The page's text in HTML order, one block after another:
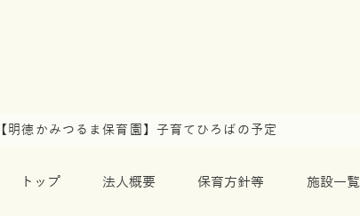
【明徳かみつるま保育園】子育てひろばの予定
トップ 法人概要 保育方針等 施設一覧